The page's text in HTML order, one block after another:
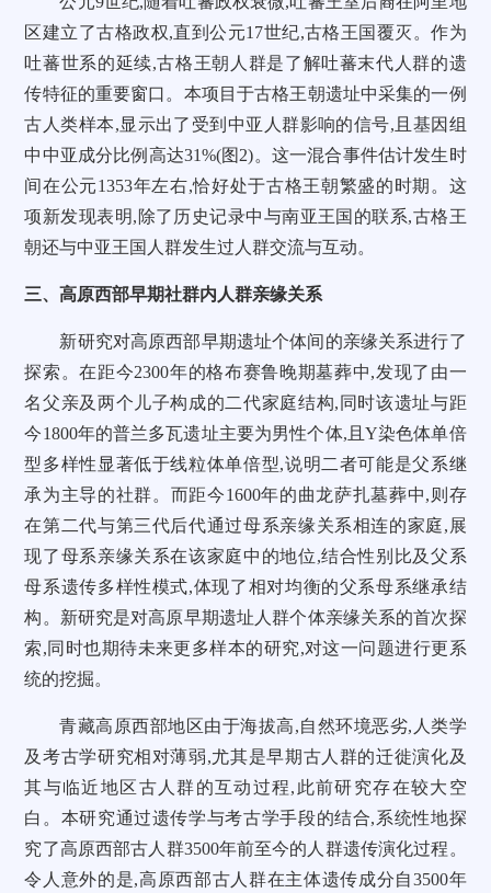
区建立了古格政权,直到公元17世纪,古格王国覆灭。作为
吐蕃世系的延续,古格王朝人群是了解吐蕃末代人群的遗
传特征的重要窗口。本项目于古格王朝遗址中采集的一例
古人类样本,显示出了受到中亚人群影响的信号,且基因组
中中亚成分比例高达31%(图2)。这一混合事件估计发生时
间在公元1353年左右,恰好处于古格王朝繁盛的时期。这
项新发现表明,除了历史记录中与南亚王国的联系,古格王
朝还与中亚王国人群发生过人群交流与互动。
三、高原西部早期社群内人群亲缘关系
新研究对高原西部早期遗址个体间的亲缘关系进行了
探索。在距今2300年的格布赛鲁晚期墓葬中,发现了由一
名父亲及两个儿子构成的二代家庭结构,同时该遗址与距
今1800年的普兰多瓦遗址主要为男性个体,且Y染色体单倍
型多样性显著低于线粒体单倍型,说明二者可能是父系继
承为主导的社群。而距今1600年的曲龙萨扎墓葬中,则存
在第二代与第三代后代通过母系亲缘关系相连的家庭,展
现了母系亲缘关系在该家庭中的地位,结合性别比及父系
母系遗传多样性模式,体现了相对均衡的父系母系继承结
构。新研究是对高原早期遗址人群个体亲缘关系的首次探
索,同时也期待未来更多样本的研究,对这一问题进行更系
统的挖掘。
青藏高原西部地区由于海拔高,自然环境恶劣,人类学
及考古学研究相对薄弱,尤其是早期古人群的迁徙演化及
其与临近地区古人群的互动过程,此前研究存在较大空
白。本研究通过遗传学与考古学手段的结合,系统性地探
究了高原西部古人群3500年前至今的人群遗传演化过程。
令人意外的是,高原西部古人群在主体遗传成分自3500年